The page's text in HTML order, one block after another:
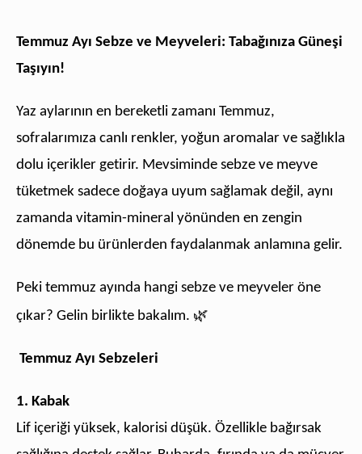
Temmuz Ayı Sebze ve Meyveleri: Tabağınıza Güneşi
Taşıyın!
Yaz aylarının en bereketli zamanı Temmuz,
sofralarımıza canlı renkler, yoğun aromalar ve sağlıkla
dolu içerikler getirir. Mevsiminde sebze ve meyve
tüketmek sadece doğaya uyum sağlamak değil, aynı
zamanda vitamin-mineral yönünden en zengin
dönemde bu ürünlerden faydalanmak anlamına gelir.
Peki temmuz ayında hangi sebze ve meyveler öne
çıkar? Gelin birlikte bakalım. 🌿
Temmuz Ayı Sebzeleri
1. Kabak
Lif içeriği yüksek, kalorisi düşük. Özellikle bağırsak